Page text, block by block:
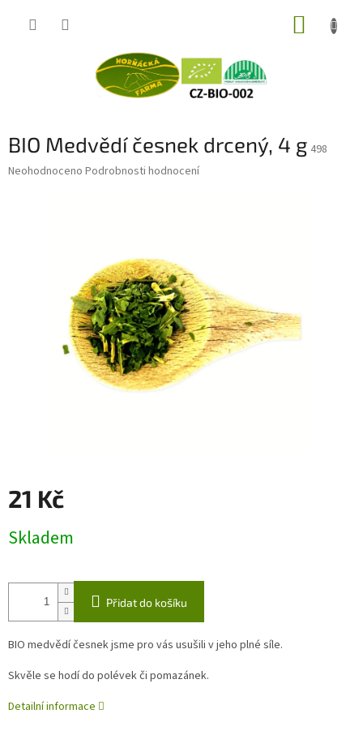
BIO Medvědí česnek drcený, 4 g 498
Průměrné
Neohodnoceno Podrobnosti hodnocení
21 Kč
cena:
Skladem
Přidat do košíku
BIO medvědí česnek jsme pro vás usušili v jeho plné síle.
Skvěle se hodí do polévek či pomazánek.
Detailní informace